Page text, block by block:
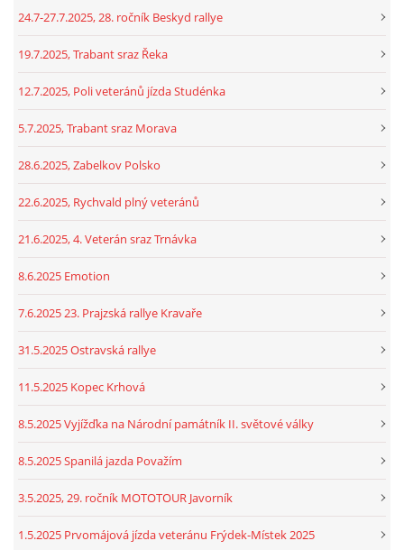
24.7-27.7.2025, 28. ročník Beskyd rallye
19.7.2025, Trabant sraz Řeka
12.7.2025, Poli veteránů jízda Studénka
5.7.2025, Trabant sraz Morava
28.6.2025, Zabelkov Polsko
22.6.2025, Rychvald plný veteránů
21.6.2025, 4. Veterán sraz Trnávka
8.6.2025 Emotion
7.6.2025 23. Prajzská rallye Kravaře
31.5.2025 Ostravská rallye
11.5.2025 Kopec Krhová
8.5.2025 Vyjížďka na Národní památník II. světové války
8.5.2025 Spanilá jazda Považím
3.5.2025, 29. ročník MOTOTOUR Javorník
1.5.2025 Prvomájová jízda veteránu Frýdek-Místek 2025